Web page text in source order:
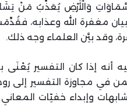
بيان مغفرة الله وعذابه،
وقد بيَّن العلماء وجه ذلك.
أنه إذا كان التفسير
في مجاوزة التفسير إلى روح
وإبداء خفيّات